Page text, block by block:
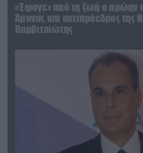
«Έφυγε» από τη ζωή ο πρώην
Άμυνας και αντιπρόεδρος της
Βαρβιτσιώτης